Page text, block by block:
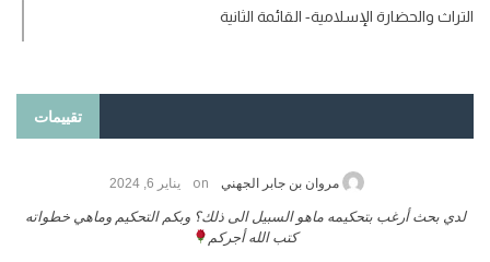
التراث والحضارة الإسلامية- القائمة الثانية
تقييمات
حامد الزريقي on يناير 25, 2026
السلام عليكم ورحمة الله وبركاتة أرغب بنشر كتابي معكم